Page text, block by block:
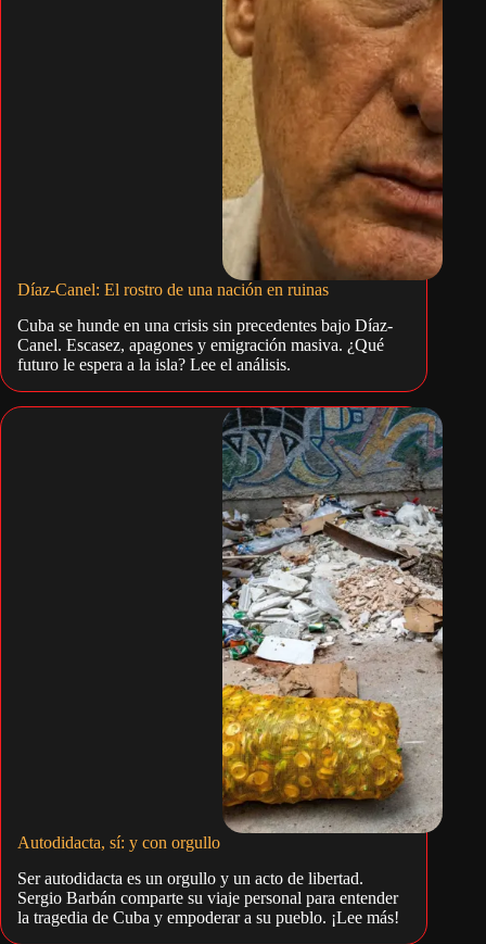
Díaz-Canel: El rostro de una nación en ruinas
Cuba se hunde en una crisis sin precedentes bajo Díaz-
Canel. Escasez, apagones y emigración masiva. ¿Qué
futuro le espera a la isla? Lee el análisis.
Autodidacta, sí: y con orgullo
Ser autodidacta es un orgullo y un acto de libertad.
Sergio Barbán comparte su viaje personal para entender
la tragedia de Cuba y empoderar a su pueblo. ¡Lee más!